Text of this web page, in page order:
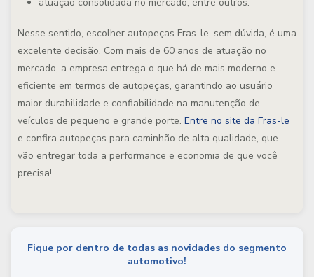
Nesse sentido, escolher autopeças Fras-le, sem dúvida, é uma
excelente decisão. Com mais de 60 anos de atuação no
mercado, a empresa entrega o que há de mais moderno e
eficiente em termos de autopeças, garantindo ao usuário
maior durabilidade e confiabilidade na manutenção de
veículos de pequeno e grande porte. Entre no site da Fras-le
e confira autopeças para caminhão de alta qualidade, que
vão entregar toda a performance e economia de que você
precisa!
Fique por dentro de todas as novidades do segmento
automotivo!